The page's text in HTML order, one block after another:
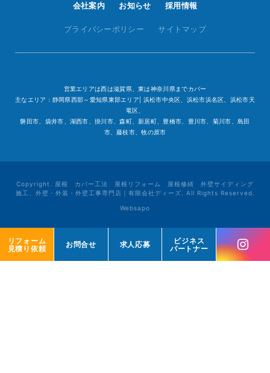
リフォーム
見積り依頼
お問合せ 求人応募
ビジネス
パートナー
リフォーム
見積り依頼
お問合せ 求人応募
ビジネス
パートナー
会社案内
お知らせ 採用情報
プライバシーポリシー サイトマップ
営業エリアは西は滋賀県、東は神奈川県までカバー
主なエリア：静岡県西部～愛知県東部エリア| 浜松市中央区、浜松市浜名区、浜松市天
竜区、
磐田市、袋井市、湖西市、掛川市、森町、新居町、豊橋市、豊川市、菊川市、島田
市、藤枝市、牧の原市
Copyright. 屋根 カバー工法 屋根リフォーム 屋根修繕 外壁サイディング
施工、外壁・外装・外壁工事専門店｜有限会社ディーズ. All Rights Reserved.
Websapo